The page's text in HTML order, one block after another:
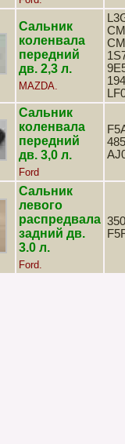
Сальник
коленвала
передний
дв. 2,3 л.
MAZDA.
Сальник
коленвала
передний
дв. 3,0 л.
Ford
Сальник
левого
распредвала
задний дв.
3.0 л.
Ford.